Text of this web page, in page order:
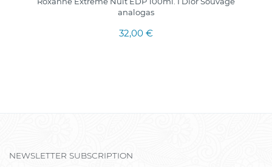
analogas
32,00 €
NEWSLETTER SUBSCRIPTION